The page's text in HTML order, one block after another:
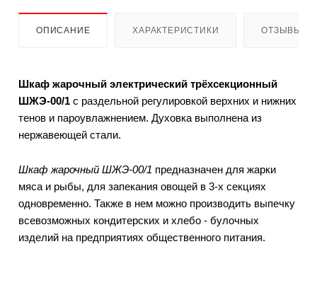
ОПИСАНИЕ ХАРАКТЕРИСТИКИ ОТЗЫВЫ
Шкаф жарочный электрический трёхсекционный
ШЖЭ-00/1 с раздельной регулировкой верхних и нижних
тенов и пароувлажнением. Духовка выполнена из
нержавеющей стали.
Шкаф жарочный ШЖЭ-00/1 предназначен для жарки
мяса и рыбы, для запекания овощей в 3-х секциях
одновременно. Также в нем можно производить выпечку
всевозможных кондитерских и хлебо - булочных
изделий на предприятиях общественного питания.